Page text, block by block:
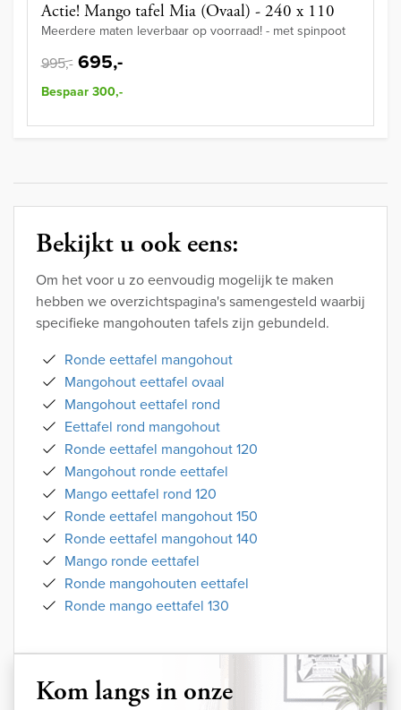
Actie! Mango tafel Mia (Ovaal) - 240 x 110
Meerdere maten leverbaar op voorraad! - met spinpoot
995,- 695,-
Bespaar 300,-
Bekijkt u ook eens:
Om het voor u zo eenvoudig mogelijk te maken
hebben we overzichtspagina's samengesteld waarbij
specifieke mangohouten tafels zijn gebundeld.
Ronde eettafel mangohout
Mangohout eettafel ovaal
Mangohout eettafel rond
Eettafel rond mangohout
Ronde eettafel mangohout 120
Mangohout ronde eettafel
Mango eettafel rond 120
Ronde eettafel mangohout 150
Ronde eettafel mangohout 140
Mango ronde eettafel
Ronde mangohouten eettafel
Ronde mango eettafel 130
Kom langs in onze